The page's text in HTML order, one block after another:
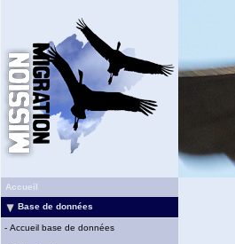
Accueil
Base de données
- Accueil base de données